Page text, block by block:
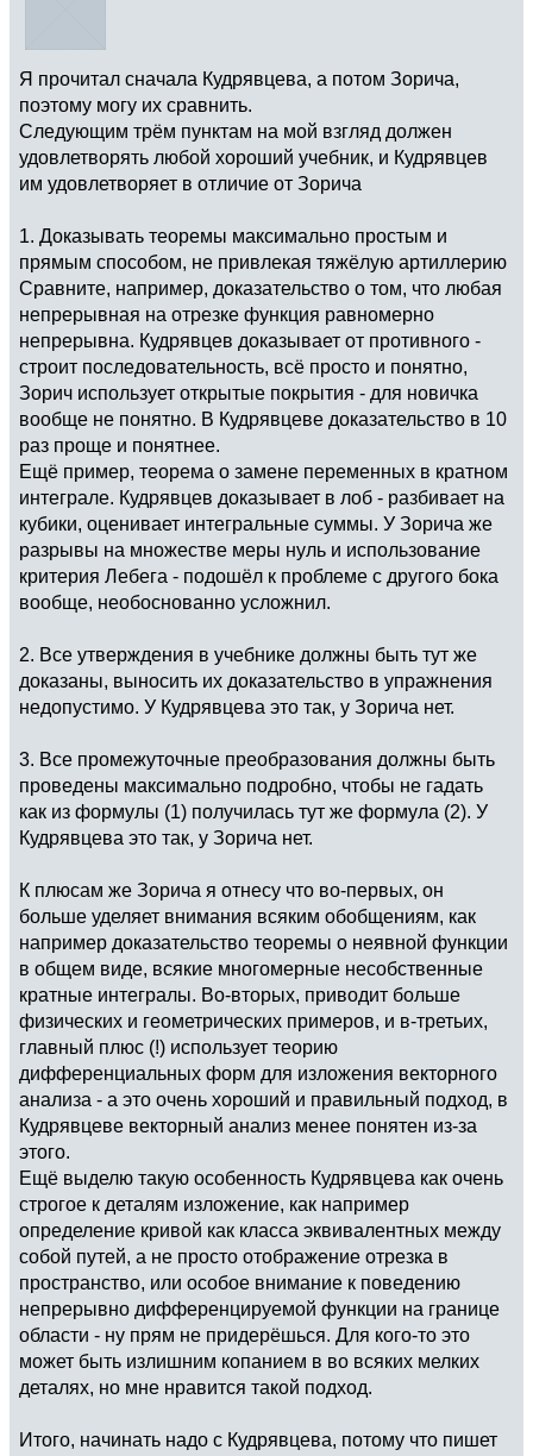
Я прочитал сначала Кудрявцева, а потом Зорича,
поэтому могу их сравнить.
Следующим трём пунктам на мой взгляд должен
удовлетворять любой хороший учебник, и Кудрявцев
им удовлетворяет в отличие от Зорича
1. Доказывать теоремы максимально простым и
прямым способом, не привлекая тяжёлую артиллерию
Сравните, например, доказательство о том, что любая
непрерывная на отрезке функция равномерно
непрерывна. Кудрявцев доказывает от противного -
строит последовательность, всё просто и понятно,
Зорич использует открытые покрытия - для новичка
вообще не понятно. В Кудрявцеве доказательство в 10
раз проще и понятнее.
Ещё пример, теорема о замене переменных в кратном
интеграле. Кудрявцев доказывает в лоб - разбивает на
кубики, оценивает интегральные суммы. У Зорича же
разрывы на множестве меры нуль и использование
критерия Лебега - подошёл к проблеме с другого бока
вообще, необоснованно усложнил.
2. Все утверждения в учебнике должны быть тут же
доказаны, выносить их доказательство в упражнения
недопустимо. У Кудрявцева это так, у Зорича нет.
3. Все промежуточные преобразования должны быть
проведены максимально подробно, чтобы не гадать
как из формулы (1) получилась тут же формула (2). У
Кудрявцева это так, у Зорича нет.
К плюсам же Зорича я отнесу что во-первых, он
больше уделяет внимания всяким обобщениям, как
например доказательство теоремы о неявной функции
в общем виде, всякие многомерные несобственные
кратные интегралы. Во-вторых, приводит больше
физических и геометрических примеров, и в-третьих,
главный плюс (!) использует теорию
дифференциальных форм для изложения векторного
анализа - а это очень хороший и правильный подход, в
Кудрявцеве векторный анализ менее понятен из-за
этого.
Ещё выделю такую особенность Кудрявцева как очень
строгое к деталям изложение, как например
определение кривой как класса эквивалентных между
собой путей, а не просто отображение отрезка в
пространство, или особое внимание к поведению
непрерывно дифференцируемой функции на границе
области - ну прям не придерёшься. Для кого-то это
может быть излишним копанием в во всяких мелких
деталях, но мне нравится такой подход.
Итого, начинать надо с Кудрявцева, потому что пишет